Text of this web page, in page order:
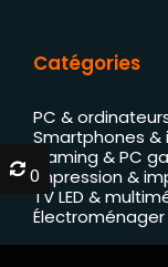
Catégories
PC &
Smartphones &
Gaming & PC
Impression &
TV LED &
Électroménager
0
0